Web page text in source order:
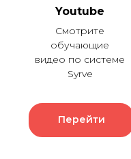
Youtube
Смотрите
обучающие
видео по системе
Syrve
Перейти